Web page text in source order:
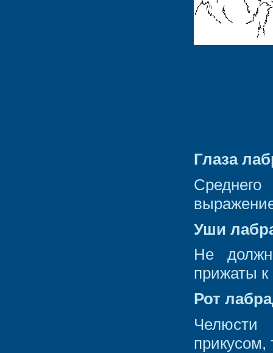
Глаза
Уши
Не
прижаты к
Рот
прикусом,